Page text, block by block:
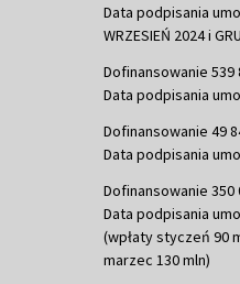
Data podpisania
WRZESIEŃ 2024 i
Dofinansowanie 539
Data podpisania
Dofinansowanie 49
Data podpisania
Dofinansowanie 350
Data podpisania
(wpłaty styczeń 90
marzec 130 mln)